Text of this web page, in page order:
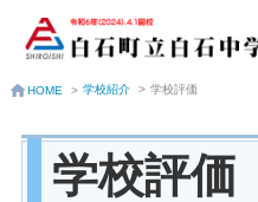
HOME > 学校紹介 > 学校評価
学校評価